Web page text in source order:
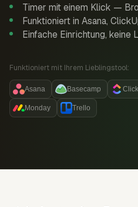
Timer mit einem Klick —
Funktioniert in Asana,
Einfache Einrichtung, keine
Funktioniert mit Ihrem Lieblingstool:
Asana Basecamp
Monday Trello